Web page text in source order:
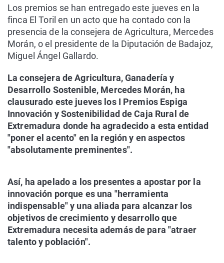
Los premios se han entregado este jueves en la
finca El Toril en un acto que ha contado con la
presencia de la consejera de Agricultura, Mercedes
Morán, o el presidente de la Diputación de Badajoz,
Miguel Ángel Gallardo.
La consejera de Agricultura, Ganadería y
Desarrollo Sostenible, Mercedes Morán, ha
clausurado este jueves los I Premios Espiga
Innovación y Sostenibilidad de Caja Rural de
Extremadura donde ha agradecido a esta entidad
"poner el acento" en la región y en aspectos
"absolutamente preminentes".
Así, ha apelado a los presentes a apostar por la
innovación porque es una "herramienta
indispensable" y una aliada para alcanzar los
objetivos de crecimiento y desarrollo que
Extremadura necesita además de para "atraer
talento y población".